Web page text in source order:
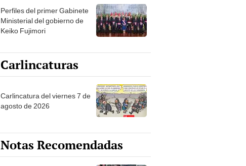
Perfiles del primer Gabinete
Ministerial del gobierno de
Keiko Fujimori
Carlincaturas
Carlincatura del viernes 7 de
agosto de 2026
Notas Recomendadas